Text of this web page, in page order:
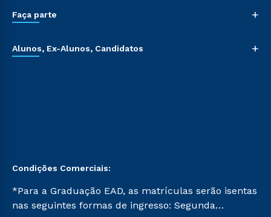
Faça parte +
Alunos, Ex-Alunos, Candidatos +
Condições Comerciais:
*Para a Graduação EAD, as matrículas serão isentas
nas seguintes formas de ingresso: Segunda